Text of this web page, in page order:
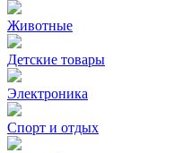
Животные
Детские товары
Электроника
Спорт и отдых